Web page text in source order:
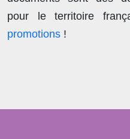
pour le territoire
promotions !